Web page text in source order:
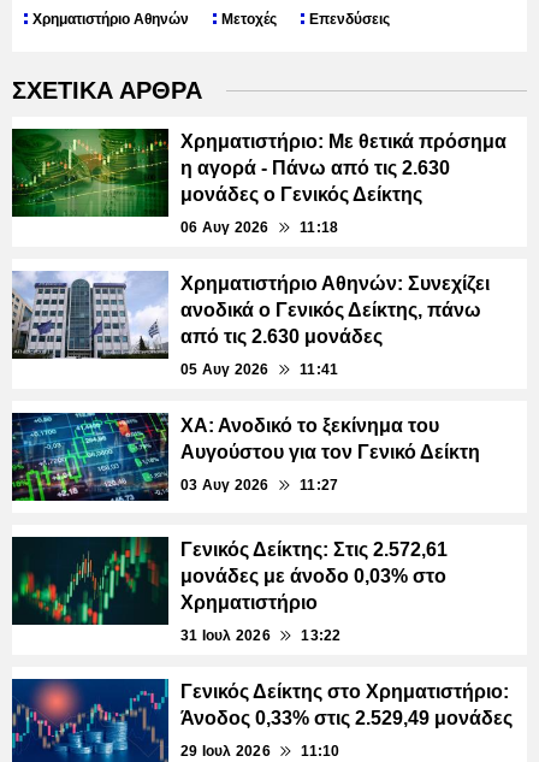
Χρηματιστήριο Αθηνών Μετοχές Επενδύσεις
ΣΧΕΤΙΚΑ ΑΡΘΡΑ
Χρηματιστήριο: Με θετικά πρόσημα
η αγορά - Πάνω από τις 2.630
μονάδες ο Γενικός Δείκτης
06 Αυγ 2026 11:18
Χρηματιστήριο Αθηνών: Συνεχίζει
ανοδικά ο Γενικός Δείκτης, πάνω
από τις 2.630 μονάδες
05 Αυγ 2026 11:41
ΧΑ: Ανοδικό το ξεκίνημα του
Αυγούστου για τον Γενικό Δείκτη
03 Αυγ 2026 11:27
Γενικός Δείκτης: Στις 2.572,61
μονάδες με άνοδο 0,03% στο
Χρηματιστήριο
31 Ιουλ 2026 13:22
Γενικός Δείκτης στο Χρηματιστήριο:
Άνοδος 0,33% στις 2.529,49 μονάδες
29 Ιουλ 2026 11:10